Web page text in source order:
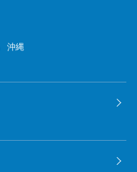
沖縄